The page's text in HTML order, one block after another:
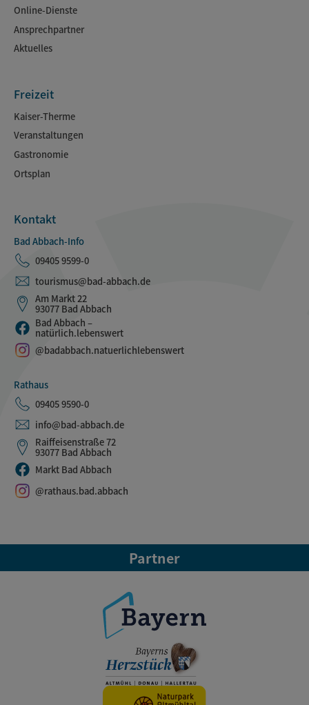
Online-Dienste
Ansprechpartner
Aktuelles
Freizeit
Kaiser-Therme
Veranstaltungen
Gastronomie
Ortsplan
Kontakt
Bad Abbach-Info
09405 9599-0
tourismus@bad-abbach.de
Am Markt 22
93077 Bad Abbach
Bad Abbach –
natürlich.lebenswert
@badabbach.natuerlichlebenswert
Rathaus
09405 9590-0
info@bad-abbach.de
Raiffeisenstraße 72
93077 Bad Abbach
Markt Bad Abbach
@rathaus.bad.abbach
Partner